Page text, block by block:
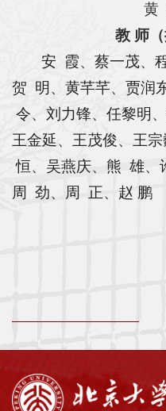
学
研
养
黄
教 师
安 霞、蔡一茂、
贺 明 、 黄芊芊、 贾润
令、 刘力锋、 任黎明 、
王金延、 王茂俊、 王宗
恒、 吴燕庆、 熊 雄、
周 劲、 周 正、 赵 鹏